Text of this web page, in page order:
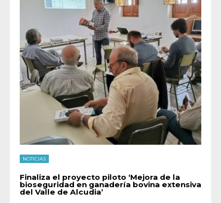
NOTICIAS
Finaliza el proyecto piloto ‘Mejora de la
bioseguridad en ganadería bovina extensiva
del Valle de Alcudia’